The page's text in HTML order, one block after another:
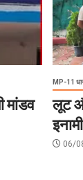
मांडव
MP-11
लूट
06/